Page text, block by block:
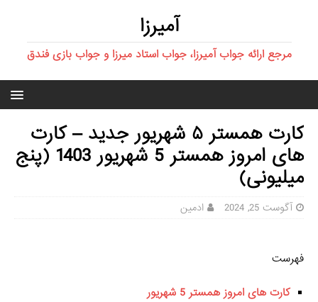
آمیرزا
مرجع ارائه جواب آمیرزا، جواب استاد میرزا و جواب بازی فندق
کارت همستر ۵ شهریور جدید – کارت
های امروز همستر 5 شهریور 1403 (پنج
میلیونی)
آگوست 25, 2024 ادمین
فهرست
کارت های امروز همستر 5 شهریور